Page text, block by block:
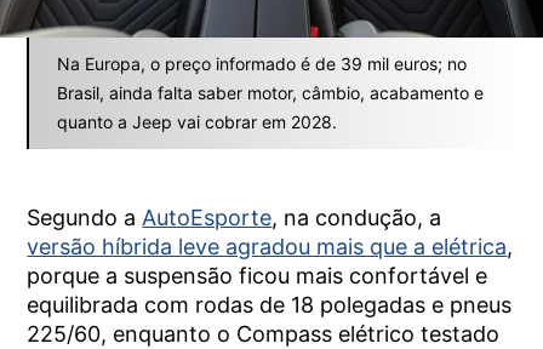
Na Europa, o preço informado é de 39 mil euros; no
Brasil, ainda falta saber motor, câmbio, acabamento e
quanto a Jeep vai cobrar em 2028.
Segundo aAutoEsporte, na condução, a
versão híbrida leve agradou mais que a elétrica,
porque a suspensão ficou mais confortável e
equilibrada com rodas de 18 polegadas e pneus
225/60, enquanto o Compass elétrico testado